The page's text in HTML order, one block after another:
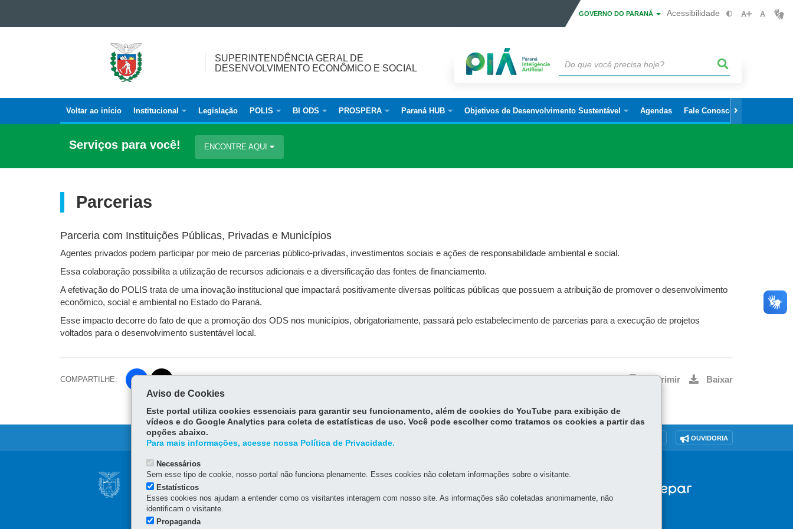
GOVERNO DO PARANÁ Acessibilidade
SUPERINTENDÊNCIA
ECONÔMICO
E
SUPERINTENDÊNCIA GERAL DE
DESENVOLVIMENTO ECONÔMICO E SOCIAL
Navegação
principal
Voltar ao início Institucional Legislação POLIS BI ODS PROSPERA Paraná HUB Objetivos de Desenvolvimento Sustentável Agendas Fale Conosco
Serviços para você! ENCONTRE AQUI
Parcerias
Parceria com Instituições Públicas, Privadas e Municípios
Agentes privados podem participar por meio de parcerias público-privadas, investimentos sociais e ações de responsabilidade ambiental e social.
Essa colaboração possibilita a utilização de recursos adicionais e a diversificação das fontes de financiamento.
A efetivação do POLIS trata de uma inovação institucional que impactará positivamente diversas políticas públicas que possuem a atribuição de promover o desenvolvimento
econômico, social e ambiental no Estado do Paraná.
Esse impacto decorre do fato de que a promoção dos ODS nos municípios, obrigatoriamente, passará pelo estabelecimento de parcerias para a execução de projetos
voltados para o desenvolvimento sustentável local.
COMPARTILHE:
ce
bo
ok
itt
er
Imprimir Baixar
OUVIDORIA
Navegação
principal
SUPERINTENDÊNCIA GERAL DE DESENVOLVIMENTO ECONÔMICO E SOCIAL -
SGDES
Rua Jacy Loureiro de Campos, s/n - 4º Andar - Ala C - Centro Cívico
(41) 3313-6273
Aviso de Cookies
Este portal utiliza cookies essenciais para garantir seu funcionamento, além de cookies do YouTube para exibição de
vídeos e do Google Analytics para coleta de estatísticas de uso. Você pode escolher como tratamos os cookies a partir das
opções abaixo.
Para mais informações, acesse nossa Política de Privacidade.
Necessários
Sem esse tipo de cookie, nosso portal não funciona plenamente. Esses cookies não coletam informações sobre o visitante.
Estatísticos
Esses cookies nos ajudam a entender como os visitantes interagem com nosso site. As informações são coletadas anonimamente, não
identificam o visitante.
Propaganda